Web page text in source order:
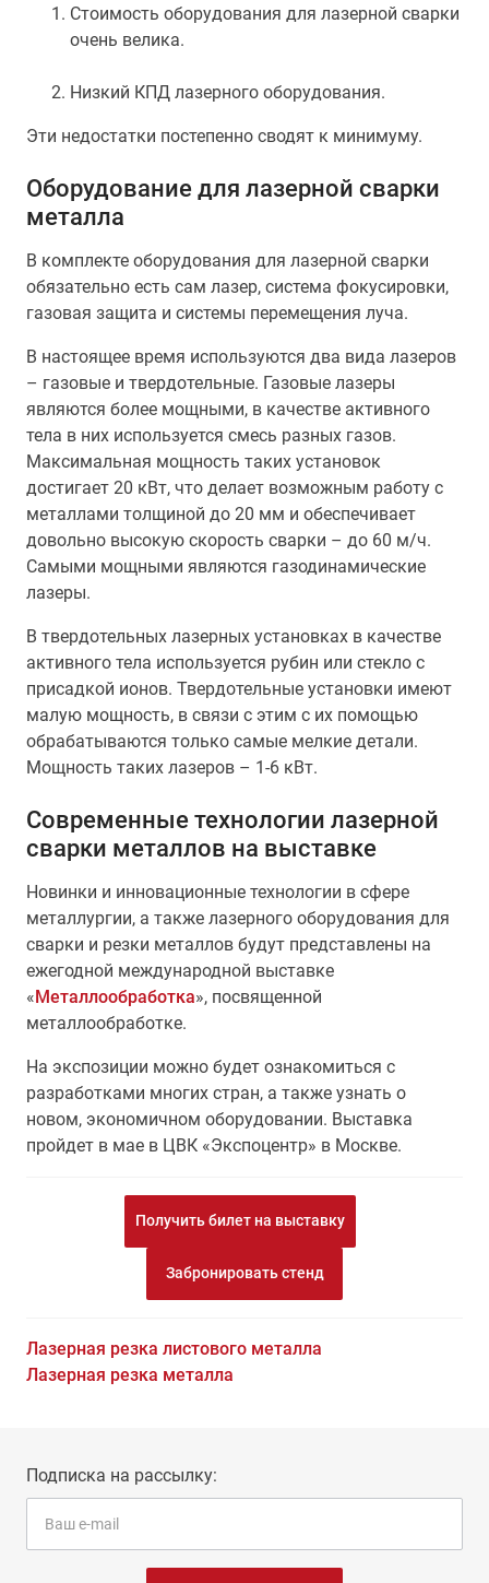
Стоимость оборудования для лазерной сварки
очень велика.
Низкий КПД лазерного оборудования.
Эти недостатки постепенно сводят к минимуму.
Оборудование для лазерной сварки
металла
В комплекте оборудования для лазерной сварки
обязательно есть сам лазер, система фокусировки,
газовая защита и системы перемещения луча.
В настоящее время используются два вида лазеров
– газовые и твердотельные. Газовые лазеры
являются более мощными, в качестве активного
тела в них используется смесь разных газов.
Максимальная мощность таких установок
достигает 20 кВт, что делает возможным работу с
металлами толщиной до 20 мм и обеспечивает
довольно высокую скорость сварки – до 60 м/ч.
Самыми мощными являются газодинамические
лазеры.
В твердотельных лазерных установках в качестве
активного тела используется рубин или стекло с
присадкой ионов. Твердотельные установки имеют
малую мощность, в связи с этим с их помощью
обрабатываются только самые мелкие детали.
Мощность таких лазеров – 1-6 кВт.
Современные технологии лазерной
сварки металлов на выставке
Новинки и инновационные технологии в сфере
металлургии, а также лазерного оборудования для
сварки и резки металлов будут представлены на
ежегодной международной выставке
«Металлообработка», посвященной
металлообработке.
На экспозиции можно будет ознакомиться с
разработками многих стран, а также узнать о
новом, экономичном оборудовании. Выставка
пройдет в мае в ЦВК «Экспоцентр» в Москве.
Получить билет на выставку
Забронировать стенд
Лазерная резка листового металла
Лазерная резка металла
Подписка на рассылку: